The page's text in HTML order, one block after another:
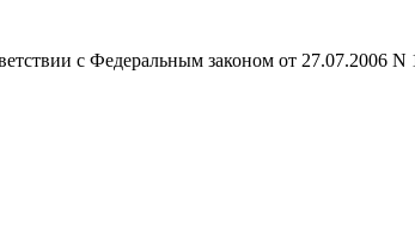
с Федеральным законом от 27.07.2006